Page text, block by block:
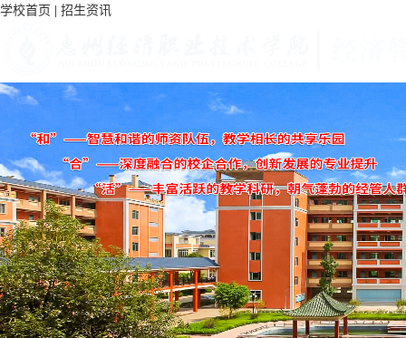
学校首页 招生资讯
首 页
党建工作
学生活动
教学科研
学院动态
校企合作
学院概况
专业介绍
教师风采
学院简介